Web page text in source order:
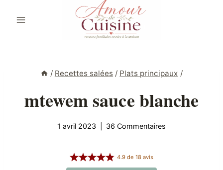
/ Recettes salées / Plats principaux /
mtewem sauce blanche
1 avril 2023 36 Commentaires
4.9de 18 avis